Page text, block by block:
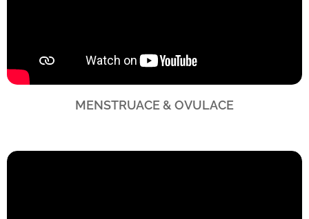
MENSTRUACE & OVULACE